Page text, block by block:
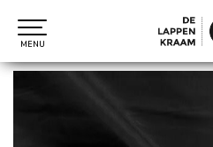
MENU